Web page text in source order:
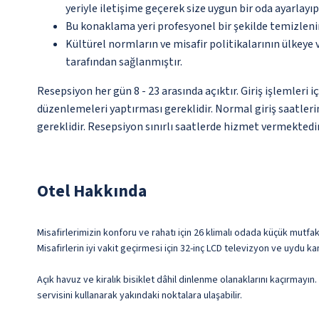
yeriyle iletişime geçerek size uygun bir oda
Bu konaklama yeri profesyonel bir şekilde
Kültürel normların ve misafir politikalarının
tarafından sağlanmıştır.
Resepsiyon her gün 8 - 23 arasında açıktır. Giriş
düzenlemeleri yaptırması gereklidir. Normal giriş
gereklidir. Resepsiyon sınırlı saatlerde hizmet
Otel Hakkında
Misafirlerimizin konforu ve rahatı için 26 klimalı odada küçük
Misafirlerin iyi vakit geçirmesi için 32-inç LCD televizyon ve uydu
Açık havuz ve kiralık bisiklet dâhil dinlenme olanaklarını
servisini kullanarak yakındaki noktalara ulaşabilir.